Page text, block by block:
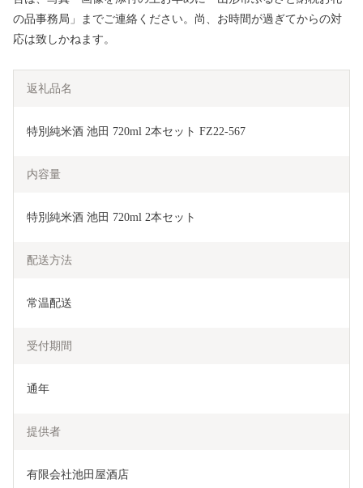
の品事務局」までご連絡ください。尚、お時間が過ぎてからの対
応は致しかねます。
返礼品名
特別純米酒 池田 720ml 2本セット FZ22-567
内容量
特別純米酒 池田 720ml 2本セット
配送方法
常温配送
受付期間
通年
提供者
有限会社池田屋酒店